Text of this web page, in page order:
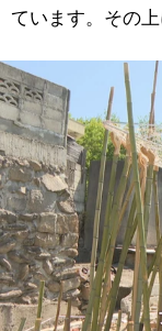
ています。その